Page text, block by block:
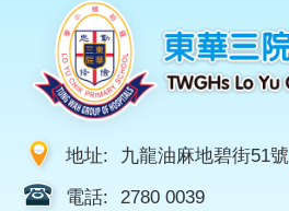
地址: 九龍油麻地碧街51號
電話: 2780 0039